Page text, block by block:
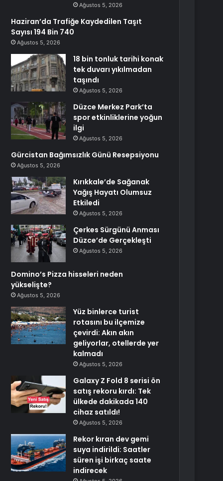
Ağustos 5, 2026
Haziran’da Trafiğe Kaydedilen Taşıt
Sayısı 194 Bin 740
Ağustos 5, 2026
18 bin tonluk tarihi konak
tek duvarı yıkılmadan
taşındı
Ağustos 5, 2026
Düzce Merkez Park’ta
spor etkinliklerine yoğun
ilgi
Ağustos 5, 2026
Gürcistan Bağımsızlık Günü Resepsiyonu
Ağustos 5, 2026
Kırıkkale’de Sağanak
Yağış Hayatı Olumsuz
Etkiledi
Ağustos 5, 2026
Çerkes Sürgünü Anması
Düzce’de Gerçekleşti
Ağustos 5, 2026
Domino’s Pizza hisseleri neden
yükselişte?
Ağustos 5, 2026
Yüz binlerce turist
rotasını bu ilçemize
çevirdi: Akın akın
geliyorlar, otellerde yer
kalmadı
Ağustos 5, 2026
Galaxy Z Fold 8 serisi ön
satış rekoru kırdı: Tek
ülkede dakikada 140
cihaz satıldı!
Ağustos 5, 2026
Rekor kıran dev gemi
suya indirildi: Saatler
süren işi birkaç saate
indirecek